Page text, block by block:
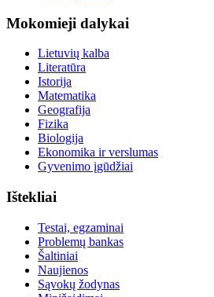
Mokomieji dalykai
Lietuvių kalba
Literatūra
Istorija
Matematika
Geografija
Fizika
Biologija
Ekonomika ir verslumas
Gyvenimo įgūdžiai
Ištekliai
Testai, egzaminai
Problemų bankas
Šaltiniai
Naujienos
Sąvokų žodynas